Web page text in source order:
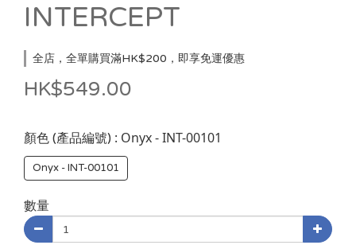
INTERCEPT
全店，全單購買滿HK$200，即享免運優惠
HK$549.00
顏色 (產品編號) : Onyx - INT-00101
Onyx - INT-00101
數量